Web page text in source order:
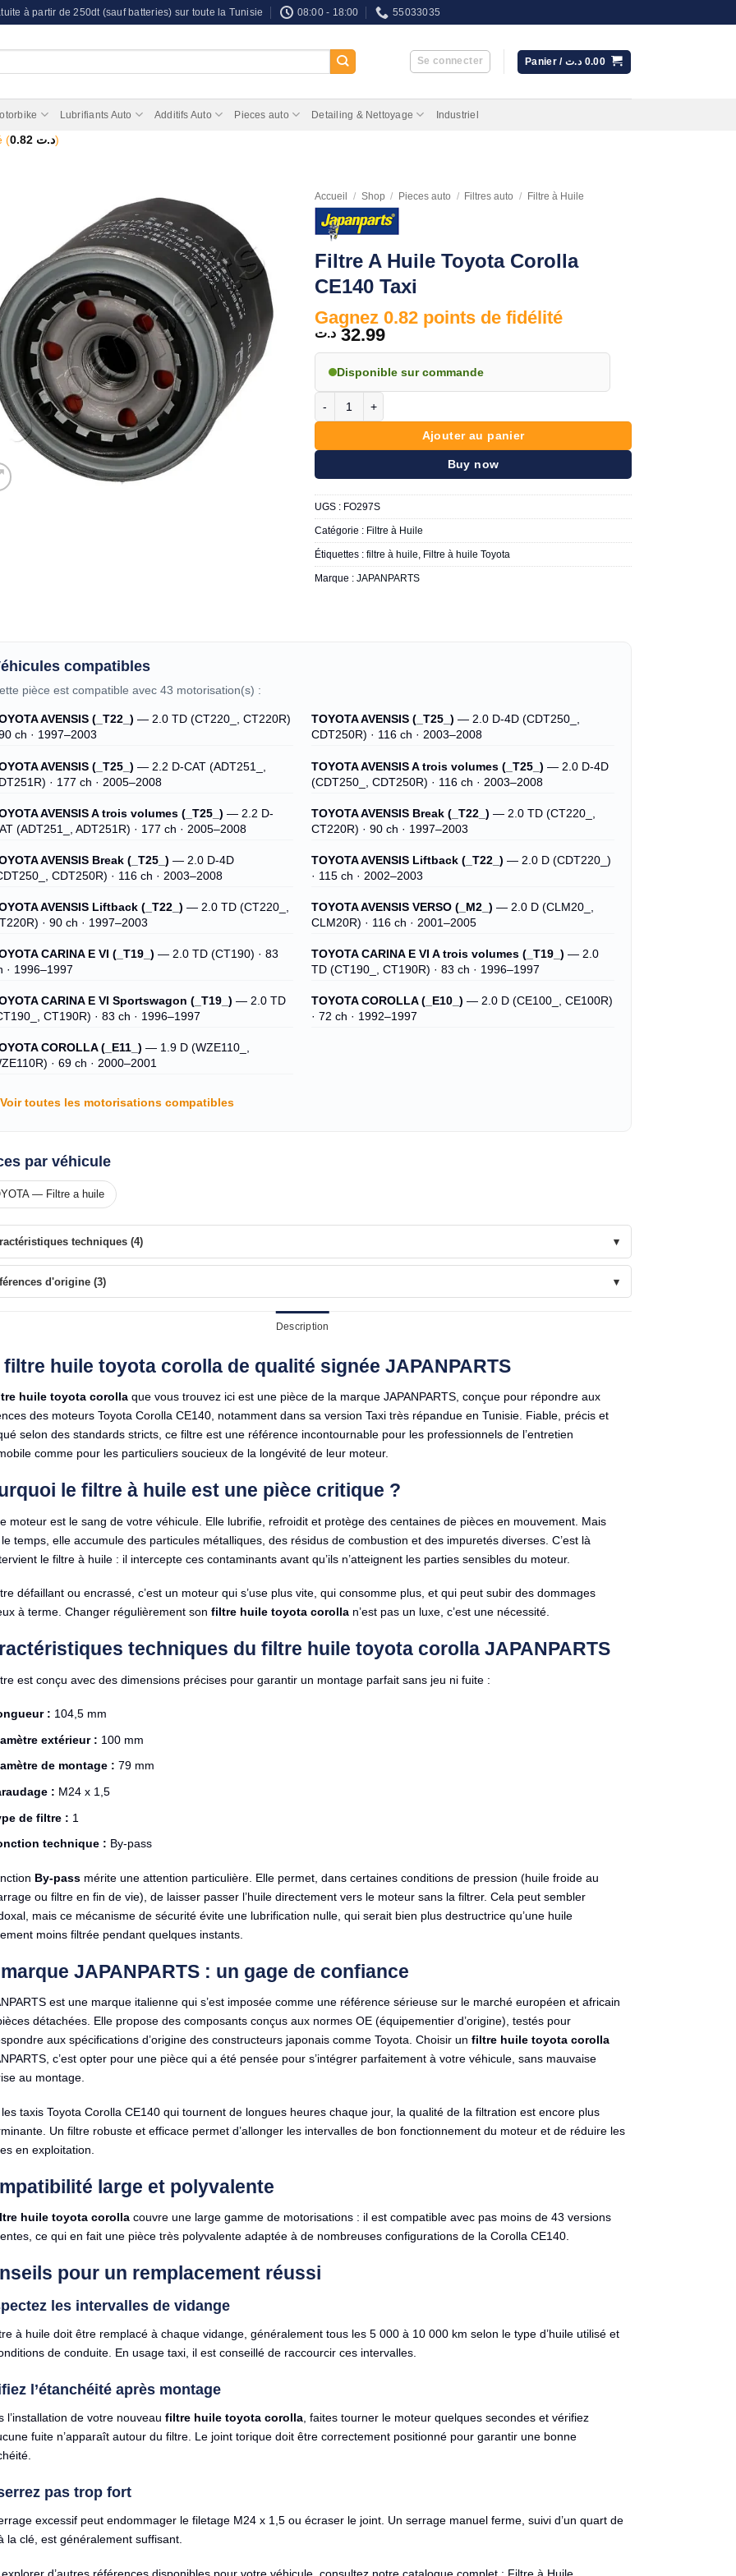
à partir de 250dt (sauf batteries) sur toute la Tunisie 08:00 - 18:00 55033035
Se connecter Panier / 0.00 د.ت
Lubrifiants Auto Additifs Auto Pieces auto Detailing & Nettoyage Industriel
(0.82 د.ت)
Accueil / Shop / Pieces auto / Filtres auto / Filtre à Huile
Filtre A Huile Toyota Corolla
CE140 Taxi
Gagnez 0.82 points de fidélité
32.99 د.ت
Disponible sur commande
Ajouter au panier
Buy now
UGS : FO297S
Catégorie : Filtre à Huile
Étiquettes :filtre à huile Filtre à huile Toyota
Marque :JAPANPARTS
compatibles
pièce est compatible avec 43 motorisation(s) :
AVENSIS (_T22_) — 2.0 TD (CT220_, CT220R)
ch · 1997–2003
TOYOTA AVENSIS (_T25_) — 2.0 D-4D (CDT250_,
CDT250R) · 116 ch · 2003–2008
AVENSIS (_T25_) — 2.2 D-CAT (ADT251_,
· 177 ch · 2005–2008
TOYOTA AVENSIS A trois volumes (_T25_) — 2.0 D-4D
(CDT250_, CDT250R) · 116 ch · 2003–2008
AVENSIS A trois volumes (_T25_) — 2.2 D-
(ADT251_, ADT251R) · 177 ch · 2005–2008
TOYOTA AVENSIS Break (_T22_) — 2.0 TD (CT220_,
CT220R) · 90 ch · 1997–2003
AVENSIS Break (_T25_) — 2.0 D-4D
CDT250R) · 116 ch · 2003–2008
TOYOTA AVENSIS Liftback (_T22_) — 2.0 D (CDT220_)
· 115 ch · 2002–2003
AVENSIS Liftback (_T22_) — 2.0 TD (CT220_,
· 90 ch · 1997–2003
TOYOTA AVENSIS VERSO (_M2_) — 2.0 D (CLM20_,
CLM20R) · 116 ch · 2001–2005
CARINA E VI (_T19_) — 2.0 TD (CT190) · 83
· 1996–1997
TOYOTA CARINA E VI A trois volumes (_T19_) — 2.0
TD (CT190_, CT190R) · 83 ch · 1996–1997
CARINA E VI Sportswagon (_T19_) — 2.0 TD
CT190R) · 83 ch · 1996–1997
TOYOTA COROLLA (_E10_) — 2.0 D (CE100_, CE100R)
· 72 ch · 1992–1997
COROLLA (_E11_) — 1.9 D (WZE110_,
· 69 ch · 2000–2001
Voir toutes les motorisations compatibles
par véhicule
— Filtre a huile
techniques (4)
d'origine (3)
Description
filtre huile toyota corolla de qualité signée JAPANPARTS
huile toyota corollaque vous trouvez ici est une pièce de la marque JAPANPARTS, conçue pour répondre aux
des moteurs Toyota Corolla CE140, notamment dans sa version Taxi très répandue en Tunisie. Fiable, précis et
selon des standards stricts, ce filtre est une référence incontournable pour les professionnels de l’entretien
comme pour les particuliers soucieux de la longévité de leur moteur.
le filtre à huile est une pièce critique ?
moteur est le sang de votre véhicule. Elle lubrifie, refroidit et protège des centaines de pièces en mouvement. Mais
temps, elle accumule des particules métalliques, des résidus de combustion et des impuretés diverses. C’est là
le filtre à huile : il intercepte ces contaminants avant qu’ils n’atteignent les parties sensibles du moteur.
défaillant ou encrassé, c’est un moteur qui s’use plus vite, qui consomme plus, et qui peut subir des dommages
à terme. Changer régulièrement son filtre huile toyota corollan’est pas un luxe, c’est une nécessité.
techniques du filtre huile toyota corolla JAPANPARTS
est conçu avec des dimensions précises pour garantir un montage parfait sans jeu ni fuite :
: 104,5 mm
extérieur : 100 mm
de montage : 79 mm
: M24 x 1,5
de filtre : 1
technique : By-pass
By-passmérite une attention particulière. Elle permet, dans certaines conditions de pression (huile froide au
ou filtre en fin de vie), de laisser passer l’huile directement vers le moteur sans la filtrer. Cela peut sembler
mais ce mécanisme de sécurité évite une lubrification nulle, qui serait bien plus destructrice qu’une huile
moins filtrée pendant quelques instants.
JAPANPARTS : un gage de confiance
est une marque italienne qui s’est imposée comme une référence sérieuse sur le marché européen et africain
détachées. Elle propose des composants conçus aux normes OE (équipementier d’origine), testés pour
aux spécifications d’origine des constructeurs japonais comme Toyota. Choisir un filtre huile toyota corolla
c’est opter pour une pièce qui a été pensée pour s’intégrer parfaitement à votre véhicule, sans mauvaise
au montage.
taxis Toyota Corolla CE140 qui tournent de longues heures chaque jour, la qualité de la filtration est encore plus
Un filtre robuste et efficace permet d’allonger les intervalles de bon fonctionnement du moteur et de réduire les
en exploitation.
large et polyvalente
huile toyota corollacouvre une large gamme de motorisations : il est compatible avec pas moins de 43 versions
ce qui en fait une pièce très polyvalente adaptée à de nombreuses configurations de la Corolla CE140.
pour un remplacement réussi
les intervalles de vidange
à huile doit être remplacé à chaque vidange, généralement tous les 5 000 à 10 000 km selon le type d’huile utilisé et
de conduite. En usage taxi, il est conseillé de raccourcir ces intervalles.
l’étanchéité après montage
l’installation de votre nouveau filtre huile toyota corolla, faites tourner le moteur quelques secondes et vérifiez
fuite n’apparaît autour du filtre. Le joint torique doit être correctement positionné pour garantir une bonne
pas trop fort
excessif peut endommager le filetage M24 x 1,5 ou écraser le joint. Un serrage manuel ferme, suivi d’un quart de
la clé, est généralement suffisant.
d’autres références disponibles pour votre véhicule, consultez notre catalogue complet : Filtre à Huile.